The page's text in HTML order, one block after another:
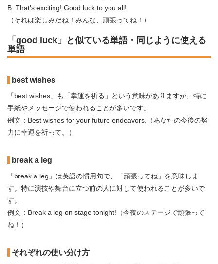
B: That's exciting! Good luck to you all!
（それは楽しみだね！みんな、頑張ってね！）
「good luck」と似ている単語・同じように使える
単語
best wishes
「best wishes」も「幸運を祈る」という意味がありますが、特に
手紙やメッセージで使われることが多いです。
例文：Best wishes for your future endeavors.（あなたの今後の努
力に幸運を祈って。）
break a leg
「break a leg」は英語の慣用句で、「頑張ってね」を意味しま
す。特に演技や舞台に立つ前の人に対して使われることが多いで
す。
例文：Break a leg on stage tonight!（今夜のステージで頑張って
ね！）
それぞれの使い分け方